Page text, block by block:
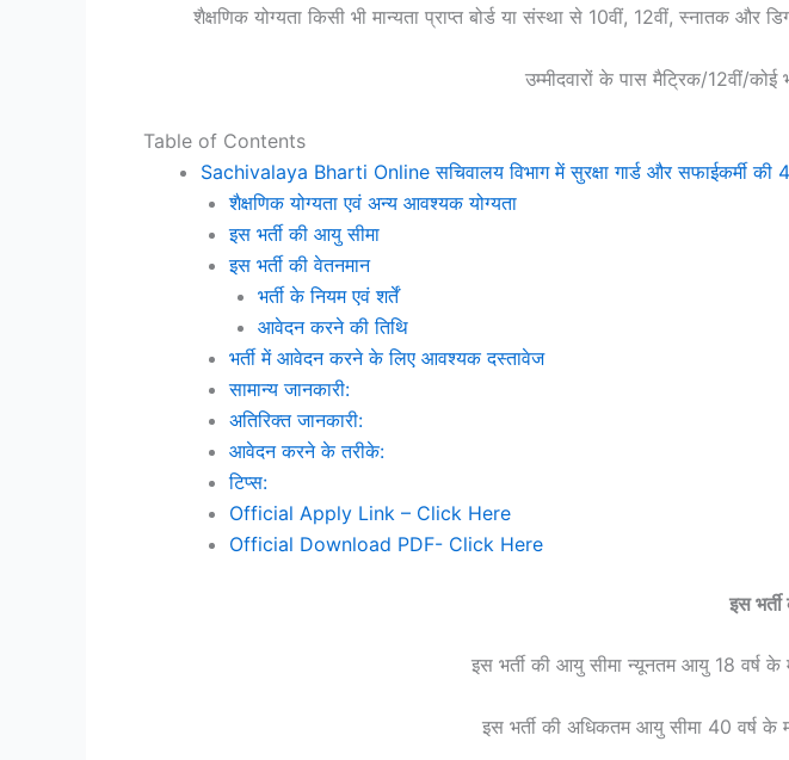
शैक्षणिक योग्यता किसी भी मान्यता प्राप्त बोर्ड या संस्था से 10वीं, 12वीं, स्नातक और
उम्मीदवारों के पास मैट्रिक/12वीं/कोई
Table of Contents
Sachivalaya Bharti Online सचिवालय विभाग में सुरक्षा गार्ड और सफाईकर्मी की
शैक्षणिक योग्यता एवं अन्य आवश्यक योग्यता
इस भर्ती की आयु सीमा
इस भर्ती की वेतनमान
भर्ती के नियम एवं शर्तें
आवेदन करने की तिथि
भर्ती में आवेदन करने के लिए आवश्यक दस्तावेज
सामान्य जानकारी:
अतिरिक्त जानकारी:
आवेदन करने के तरीके:
टिप्स:
Official Apply Link – Click Here
Official Download PDF- Click Here
इस
इस भर्ती की आयु सीमा न्यूनतम आयु 18 वर्ष के
इस भर्ती की अधिकतम आयु सीमा 40 वर्ष के